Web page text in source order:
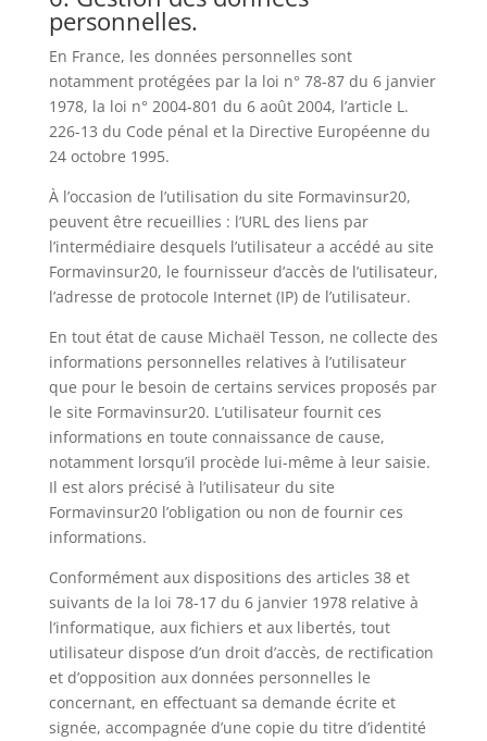
personnelles.
En France, les données personnelles sont
notamment protégées par la loi n° 78-87 du 6 janvier
1978, la loi n° 2004-801 du 6 août 2004, l’article L.
226-13 du Code pénal et la Directive Européenne du
24 octobre 1995.
À l’occasion de l’utilisation du site Formavinsur20,
peuvent être recueillies : l’URL des liens par
l’intermédiaire desquels l’utilisateur a accédé au site
Formavinsur20, le fournisseur d’accès de l’utilisateur,
l’adresse de protocole Internet (IP) de l’utilisateur.
En tout état de cause Michaël Tesson, ne collecte des
informations personnelles relatives à l’utilisateur
que pour le besoin de certains services proposés par
le site Formavinsur20. L’utilisateur fournit ces
informations en toute connaissance de cause,
notamment lorsqu’il procède lui-même à leur saisie.
Il est alors précisé à l’utilisateur du site
Formavinsur20 l’obligation ou non de fournir ces
informations.
Conformément aux dispositions des articles 38 et
suivants de la loi 78-17 du 6 janvier 1978 relative à
l’informatique, aux fichiers et aux libertés, tout
utilisateur dispose d’un droit d’accès, de rectification
et d’opposition aux données personnelles le
concernant, en effectuant sa demande écrite et
signée, accompagnée d’une copie du titre d’identité